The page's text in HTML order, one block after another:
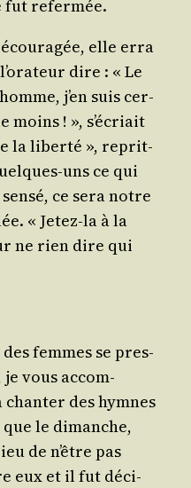
fut refermée.
elle erra
dire : « Le
j’en suis cer­
! », s’é­criait
la liber­té », reprit-
uns ce qui
ce sera notre
« Jetez-la à la
ne rien dire qui
femmes se pres­
je vous accom­
des hymnes
le dimanche,
de n’être pas
eux et il fut déci­